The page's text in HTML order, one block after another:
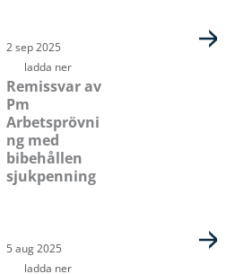
2 sep 2025
ladda ner
Remissvar av
Pm
Arbetsprövni
ng med
bibehållen
sjukpenning
5 aug 2025
ladda ner